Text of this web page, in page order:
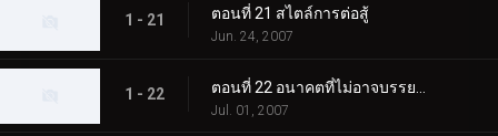
1 - 21 ตอนที่ 21 สไตล์การต่อสู้
Jun. 24, 2007
1 - 22
Jul. 01, 2007